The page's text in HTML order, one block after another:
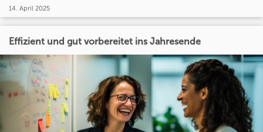
14. April 2025
Effizient und gut vorbereitet ins Jahresende